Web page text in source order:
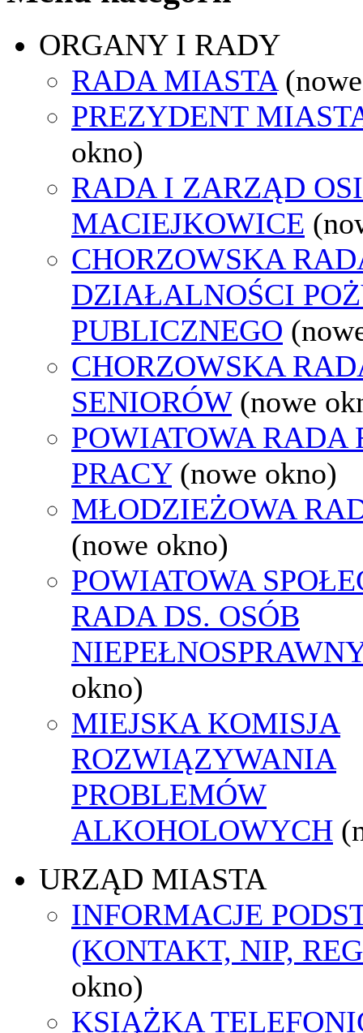
ORGANY I RADY
RADA MIASTA
PREZYDENT
okno)
RADA I ZARZĄD
MACIEJKOWICE
CHORZOWSKA
DZIAŁALNOŚCI
PUBLICZNEGO
CHORZOWSKA
SENIORÓW (nowe
POWIATOWA RADA
PRACY (nowe okno)
MŁODZIEŻOWA
(nowe okno)
POWIATOWA
RADA DS. OSÓB
okno)
MIEJSKA KOMISJA
ROZWIĄZYWANIA
PROBLEMÓW
ALKOHOLOWYCH
URZĄD MIASTA
INFORMACJE
(KONTAKT, NIP,
okno)
KSIĄŻKA